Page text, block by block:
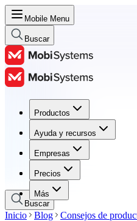
Mobile Menu
Buscar
Productos
Ayuda y recursos
Empresas
Precios
Más
Productos
Ayuda y recursos
Empresas
Precios
Buscar
Inicio Blog
Consejos de